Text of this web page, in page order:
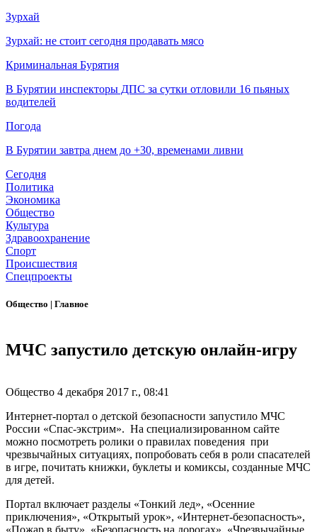
Зурхай
Зурхай: не стоит сегодня продавать мясо
Криминальная Бурятия
В Бурятии инспекторы ДПС за сутки отловили 16 пьяных
водителей
Погода
В Бурятии завтра днем до +30, временами ливни
Сегодня
Политика
Экономика
Общество
Культура
Здравоохранение
Спорт
Происшествия
Спецпроекты
Общество | Главное
МЧС запустило детскую онлайн-игру
Общество 4 декабря 2017 г., 08:41
Интернет-портал о детской безопасности запустило МЧС
России «Спас-экстрим». На специализированном сайте
можно посмотреть ролики о правилах поведения при
чрезвычайных ситуациях, попробовать себя в роли спасателей
в игре, почитать книжки, буклеты и комиксы, созданные МЧС
для детей.
Портал включает разделы «Тонкий лед», «Осенние
приключения», «Открытый урок», «Интернет-безопасность»,